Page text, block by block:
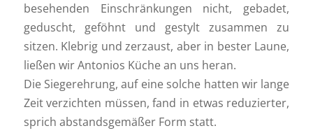
besehenden Einschränkungen nicht, gebadet,
geduscht, geföhnt und gestylt zusammen zu
sitzen. Klebrig und zerzaust, aber in bester Laune,
ließen wir Antonios Küche an uns heran.
Die Siegerehrung, auf eine solche hatten wir lange
Zeit verzichten müssen, fand in etwas reduzierter,
sprich abstandsgemäßer Form statt.